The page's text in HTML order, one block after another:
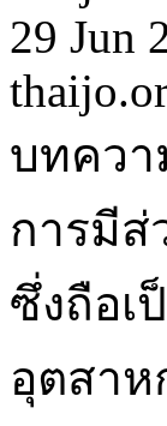
29 Jun
บทควา
การมีส่
ซึ่งถือเ
อุตสาห